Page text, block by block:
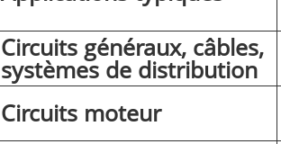
Circuits généraux, câbles,
systèmes de distribution
Circuits moteur